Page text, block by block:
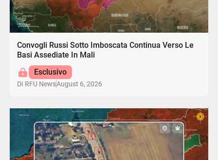
Convogli Russi Sotto Imboscata Continua Verso Le
Basi Assediate In Mali
Esclusivo
Di RFU NewsAugust 6, 2026